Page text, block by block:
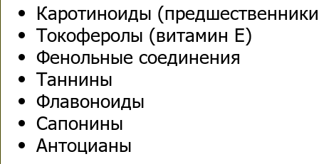
Каротиноиды
Токоферолы (витамин E)
Фенольные соединения
Таннины
Флавоноиды
Сапонины
Антоцианы